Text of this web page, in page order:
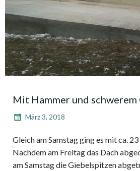
Mit Hammer und schwerem
März 3, 2018
Gleich am Samstag ging es mit ca.
Nachdem am Freitag das Dach
am Samstag die Giebelspitzen